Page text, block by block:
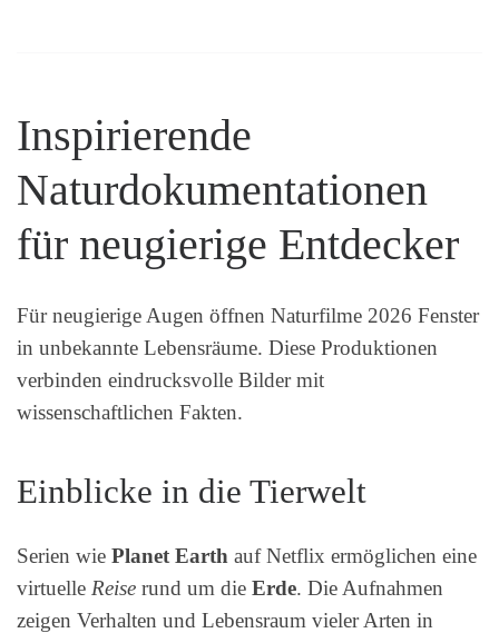
Inspirierende
Naturdokumentationen
für neugierige Entdecker
Für neugierige Augen öffnen Naturfilme 2026 Fenster
in unbekannte Lebensräume. Diese Produktionen
verbinden eindrucksvolle Bilder mit
wissenschaftlichen Fakten.
Einblicke in die Tierwelt
Serien wie Planet Earth auf Netflix ermöglichen eine
virtuelle Reise rund um die Erde. Die Aufnahmen
zeigen Verhalten und Lebensraum vieler Arten in